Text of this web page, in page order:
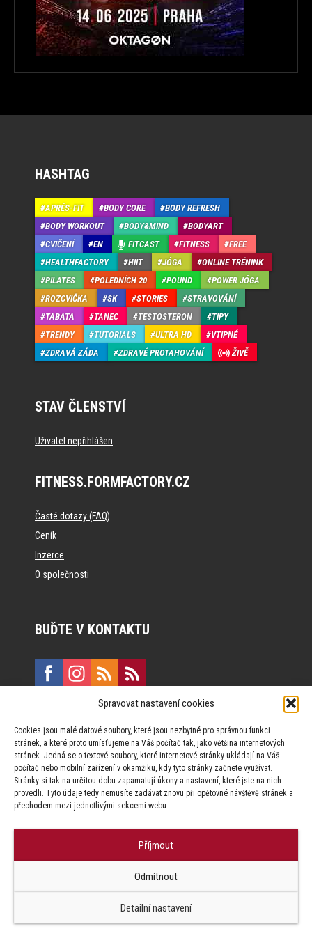
Spravovat nastavení cookies
Cookies jsou malé datové soubory, které jsou nezbytné pro správnou funkci
stránek, a které proto umísťujeme na Váš počítač tak, jako většina internetových
stránek. Jedná se o textové soubory, které internetové stránky ukládají na Váš
počítač nebo mobilní zařízení v okamžiku, kdy tyto stránky začnete využívat.
Stránky si tak na určitou dobu zapamatují úkony a nastavení, které jste na nich
provedli. Tyto údaje tedy nemusíte zadávat znovu při opětovné návštěvě stránek a
přechodem mezi jednotlivými sekcemi webu.
Příjmout
Odmítnout
Detailní nastavení
HASHTAG
APRÉS-FIT BODY CORE
BODY REFRESH
BODY WORKOUT
BODY&MIND
BODYART
CVIČENÍ
EN FITCAST FITNESS
FREE
HEALTHFACTORY
HIIT JÓGA
ONLINE TRÉNINK
PILATES
POLEDNÍCH 20 POUND
POWER JÓGA
ROZCVIČKA
SK STORIES
STRAVOVÁNÍ
TABATA
TANEC TESTOSTERON
TIPY
TRENDY
TUTORIALS ULTRA HD
VTIPNÉ
ZDRAVÁ ZÁDA
ZDRAVÉ PROTAHOVÁNÍ ŽIVĚ
STAV ČLENSTVÍ
Uživatel nepřihlášen
FITNESS.FORMFACTORY.CZ
Časté dotazy (FAQ)
Ceník
Inzerce
O společnosti
BUĎTE V KONTAKTU
Vinohradská 190, 130 00 Praha 3
Za publikovaný obsah odpovídají jednotliví autoři.
Factory s.r.o. zapovězeno.